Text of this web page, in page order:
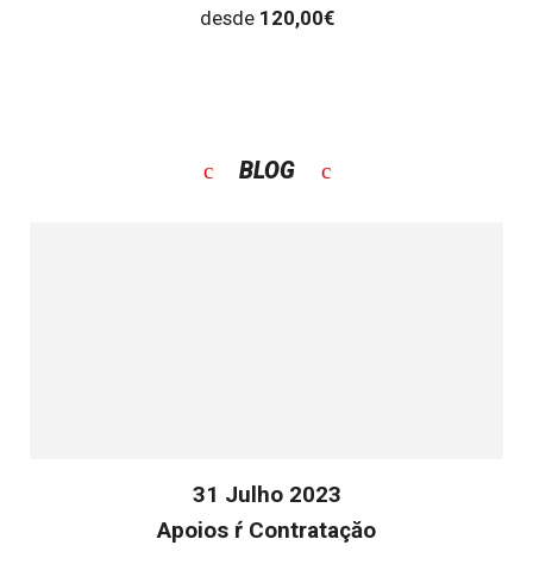
desde 120,00€
BLOG
31 Julho 2023
Apoios ŕ Contrataçăo